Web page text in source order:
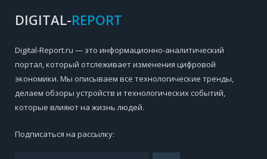
DIGITAL-REPORT
Digital-Report.ru — это информационно-аналитический
портал, который отслеживает изменения цифровой
экономики. Мы описываем все технологические тренды,
делаем обзоры устройств и технологических событий,
которые влияют на жизнь людей.
Подписаться на рассылку: